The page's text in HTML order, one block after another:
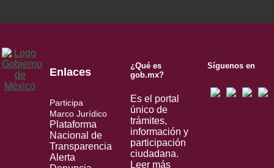
Enlaces
Participa
Marco Jurídico
Plataforma
Nacional de
Transparencia
Alerta
¿Qué es
gob.mx?
Es el portal
único de
trámites,
información y
participación
ciudadana.
Leer más
Síguenos en